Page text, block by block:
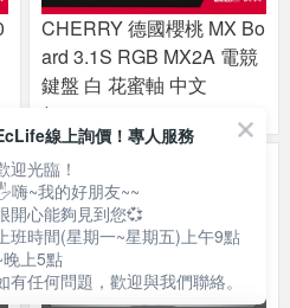
CHERRY 德國櫻桃 MX Bo
ard 3.1S RGB MX2A 電競
鍵盤 白 花蜜軸 中文
$3490
線上詢價！專人服務
迎光臨！
~我的好朋友~~
開心能夠見到您💞
班時間(星期一~星期五)上午9點
晚上5點
有任何問題，歡迎與我們聯絡。